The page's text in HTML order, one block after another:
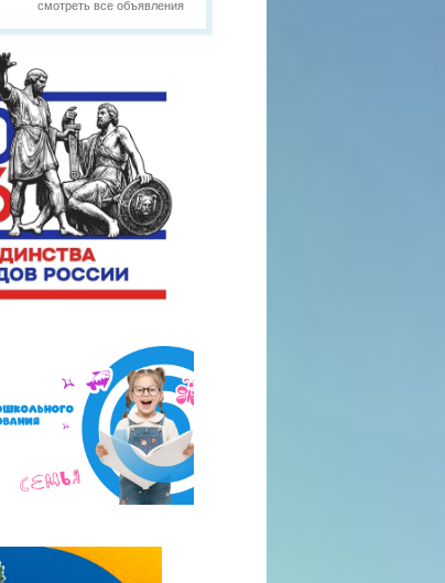
смотреть все объявления